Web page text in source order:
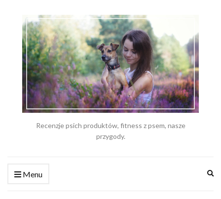
Recenzje psich produktów, fitness z psem, nasze
przygody.
Menu